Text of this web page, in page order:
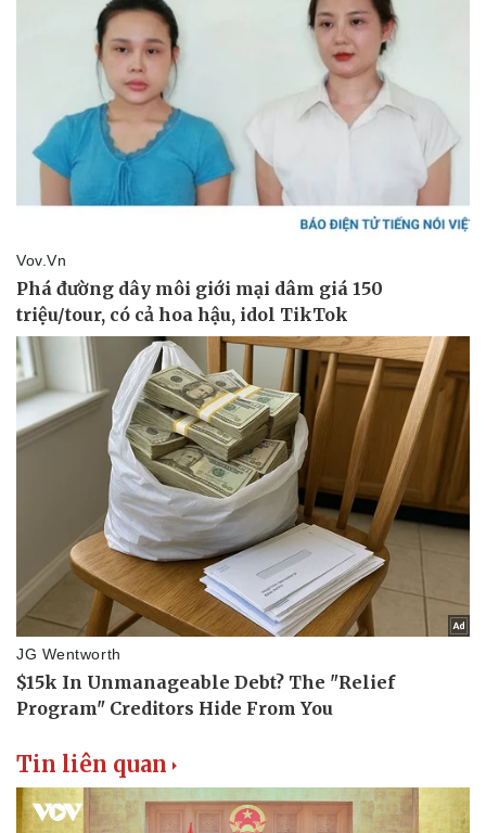
Doanh nghiệp
Thông tin doanh nghiệp
Doanh nghiệp 24h
Doanh nhân
Vì cộng đồng
Công nghệ
Trải nghiệm
Chuyển đổi số
Tin liên quan